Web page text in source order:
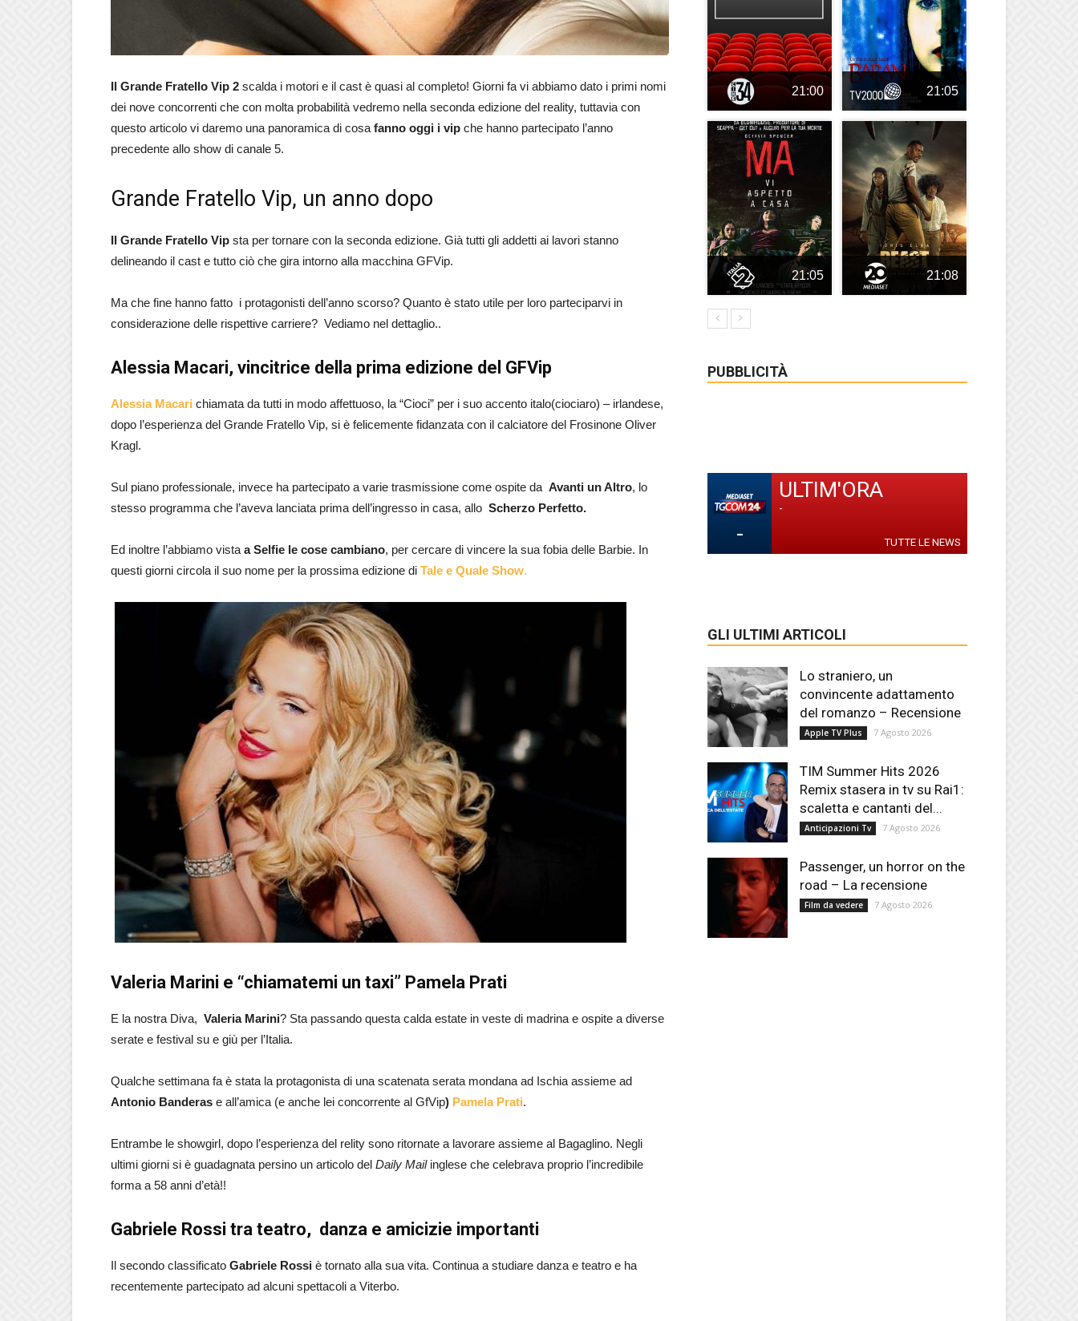
Il Grande Fratello Vip 2 scalda i motori e il cast è quasi al completo! Giorni fa vi abbiamo dato i primi nomi
dei nove concorrenti che con molta probabilità vedremo nella seconda edizione del reality, tuttavia con
questo articolo vi daremo una panoramica di cosa fanno oggi i vip che hanno partecipato l’anno
precedente allo show di canale 5.
Grande Fratello Vip, un anno dopo
Il Grande Fratello Vip sta per tornare con la seconda edizione. Già tutti gli addetti ai lavori stanno
delineando il cast e tutto ciò che gira intorno alla macchina GFVip.
Ma che fine hanno fatto i protagonisti dell’anno scorso? Quanto è stato utile per loro parteciparvi in
considerazione delle rispettive carriere? Vediamo nel dettaglio..
Alessia Macari, vincitrice della prima edizione del GFVip
Alessia Macari chiamata da tutti in modo affettuoso, la “Cioci” per i suo accento italo(ciociaro) – irlandese,
dopo l’esperienza del Grande Fratello Vip, si è felicemente fidanzata con il calciatore del Frosinone Oliver
Kragl.
Sul piano professionale, invece ha partecipato a varie trasmissione come ospite da Avanti un Altro, lo
stesso programma che l’aveva lanciata prima dell’ingresso in casa, allo Scherzo Perfetto.
Ed inoltre l’abbiamo vista a Selfie le cose cambiano, per cercare di vincere la sua fobia delle Barbie. In
questi giorni circola il suo nome per la prossima edizione di Tale e Quale Show.
Valeria Marini e “chiamatemi un taxi” Pamela Prati
E la nostra Diva, Valeria Marini? Sta passando questa calda estate in veste di madrina e ospite a diverse
serate e festival su e giù per l’Italia.
Qualche settimana fa è stata la protagonista di una scatenata serata mondana ad Ischia assieme ad
Antonio Banderas e all’amica (e anche lei concorrente al GfVip) Pamela Prati.
Entrambe le showgirl, dopo l’esperienza del relity sono ritornate a lavorare assieme al Bagaglino. Negli
ultimi giorni si è guadagnata persino un articolo del Daily Mailinglese che celebrava proprio l’incredibile
forma a 58 anni d’età!!
Gabriele Rossi tra teatro, danza e amicizie importanti
Il secondo classificato Gabriele Rossi è tornato alla sua vita. Continua a studiare danza e teatro e ha
recentemente partecipato ad alcuni spettacoli a Viterbo.
21:00 21:05
21:05 21:08
PUBBLICITÀ
-
ULTIM'ORA
-
TUTTE LE NEWS
GLI ULTIMI ARTICOLI
Lo straniero, un
convincente adattamento
del romanzo – Recensione
Apple TV Plus 7 Agosto 2026
TIM Summer Hits 2026
Remix stasera in tv su Rai1:
scaletta e cantanti del...
Anticipazioni Tv 7 Agosto 2026
Passenger, un horror on the
road – La recensione
Film da vedere 7 Agosto 2026